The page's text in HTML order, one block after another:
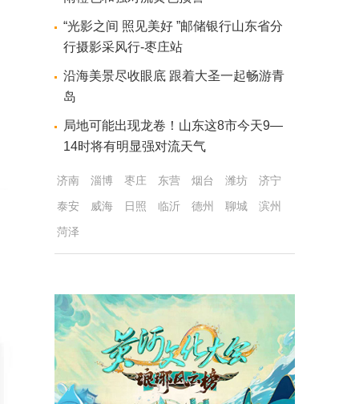
“光影之间 照见美好 ”邮储银行山东省分
行摄影采风行-枣庄站
沿海美景尽收眼底 跟着大圣一起畅游青
岛
局地可能出现龙卷！山东这8市今天9—
14时将有明显强对流天气
济南 淄博 枣庄 东营 烟台 潍坊
济宁
泰安
威海 日照 临沂 德州 聊城
滨州
菏泽